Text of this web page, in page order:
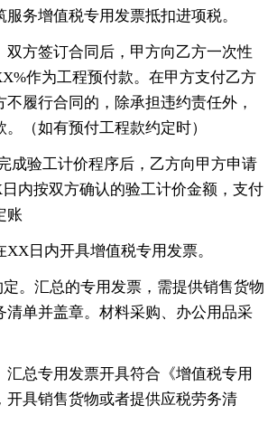
务增值税专用发票抵扣进项税。
双方签订合同后，甲方向乙方一次性
作为工程预付款。在甲方支付乙方
履行合同的，除承担违约责任外，
（如有预付工程款约定时）
成验工计价程序后，乙方向甲方申请
内按双方确认的验工计价金额，支付
账
XX日内开具增值税专用发票。
。汇总的专用发票，需提供销售货物
清单并盖章。材料采购、办公用品采
汇总专用发票开具符合《增值税专用
开具销售货物或者提供应税劳务清